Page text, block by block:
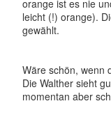
orange ist es nie
leicht (!) orange).
gewählt.
Wäre schön, wenn
Die Walther sieht
momentan aber